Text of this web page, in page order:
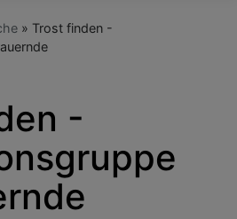
Trost finden -
-